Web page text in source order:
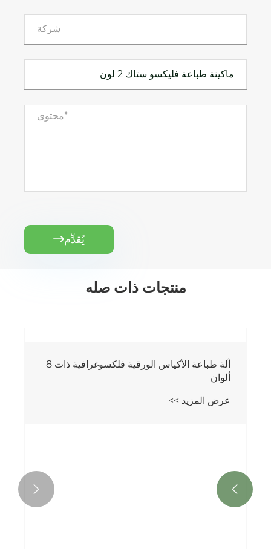
يُقدِّم
منتجات ذات صله

